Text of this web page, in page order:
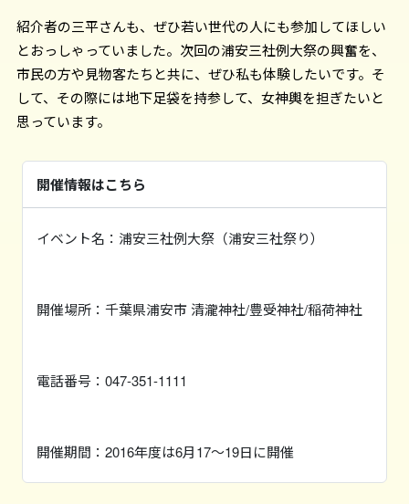
紹介者の三平さんも、ぜひ若い世代の人にも参加してほしい
とおっしゃっていました。次回の浦安三社例大祭の興奮を、
市民の方や見物客たちと共に、ぜひ私も体験したいです。そ
して、その際には地下足袋を持参して、女神輿を担ぎたいと
思っています。
開催情報はこちら
イベント名：浦安三社例大祭（浦安三社祭り）
開催場所：千葉県浦安市 清瀧神社/豊受神社/稲荷神社
電話番号：047-351-1111
開催期間：2016年度は6月17～19日に開催